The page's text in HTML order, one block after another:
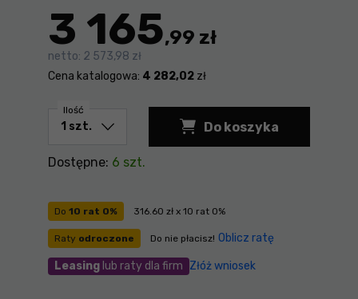
3 165,99 zł
netto: 2 573,98 zł
Cena katalogowa: 4 282,02 zł
Do 10 rat 0% 316.60 zł x 10 rat 0%
Raty odroczone Do nie płacisz! Oblicz ratę
Leasing lub raty dla firm Złóż wniosek
Ilość
Do koszyka
Odkurzacz
Dostępne: 6 szt.